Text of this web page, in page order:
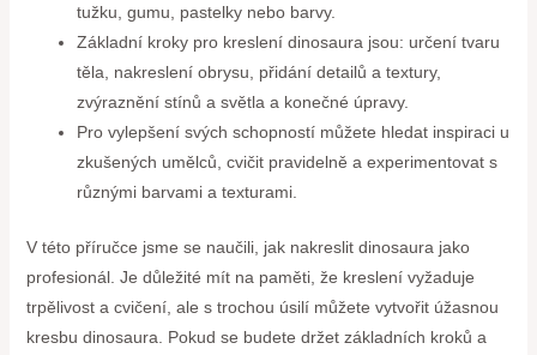
tužku, gumu, pastelky nebo barvy.
Základní kroky pro kreslení dinosaura jsou: určení tvaru
těla, nakreslení obrysu, přidání detailů a textury,
zvýraznění stínů a světla a konečné úpravy.
Pro vylepšení svých schopností můžete hledat inspiraci u
zkušených umělců, cvičit pravidelně a experimentovat s
různými barvami a texturami.
V této příručce jsme se naučili, jak nakreslit dinosaura jako
profesionál. Je důležité mít na paměti, že kreslení vyžaduje
trpělivost a cvičení, ale s trochou úsilí můžete vytvořit úžasnou
kresbu dinosaura. Pokud se budete držet základních kroků a